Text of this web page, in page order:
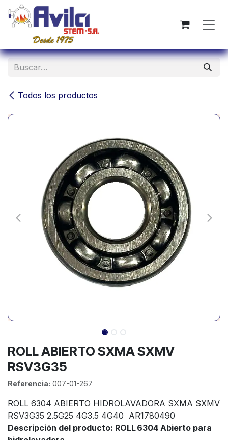
Ir al contenido
Todos los productos
ROLL ABIERTO SXMA SXMV
RSV3G35
Referencia: 007-01-267
ROLL 6304 ABIERTO HIDROLAVADORA SXMA SXMV
RSV3G35 2.5G25 4G3.5 4G40 AR1780490
Descripción del producto: ROLL 6304 Abierto para